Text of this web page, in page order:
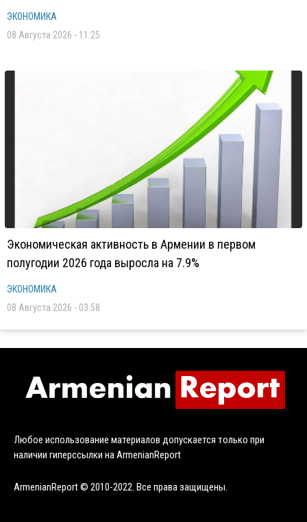
ЭКОНОМИКА
08 Августа 2026 - 11:25
Экономическая активность в Армении в первом
полугодии 2026 года выросла на 7.9%
ЭКОНОМИКА
08 Августа 2026 - 03:58
Любое использование материалов допускается только при
наличии гиперссылки на ArmenianReport
ArmenianReport © 2010-2022. Все права защищены.